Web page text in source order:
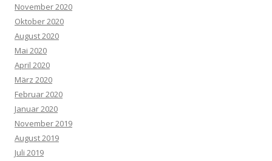
November 2020
Oktober 2020
August 2020
Mai 2020
April 2020
März 2020
Februar 2020
Januar 2020
November 2019
August 2019
Juli 2019